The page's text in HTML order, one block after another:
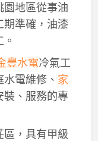
園地區從事油
期準確，油漆
豐水電冷氣工
電維修、 家
裝、服務的專
區，具有甲級